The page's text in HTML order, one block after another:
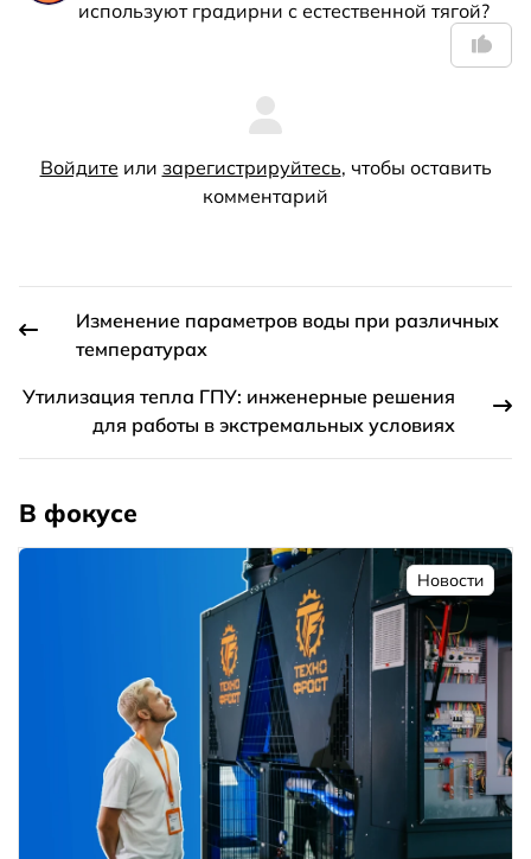
используют градирни с естественной тягой?
Войдите или зарегистрируйтесь, чтобы оставить
комментарий
Изменение параметров воды при различных
температурах
Утилизация тепла ГПУ: инженерные решения
для работы в экстремальных условиях
В фокусе
Новости